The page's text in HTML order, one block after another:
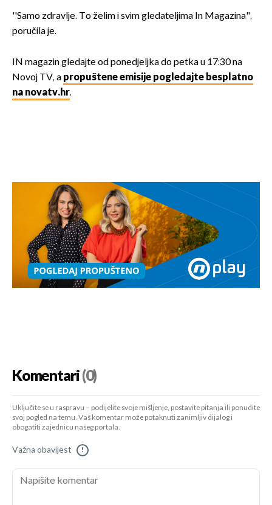
''Samo zdravlje. To želim i svim gledateljima In Magazina",
poručila je.
IN magazin gledajte od ponedjeljka do petka u 17:30 na
Novoj TV, a propuštene emisije pogledajte besplatno
na novatv.hr.
Komentari(0)
Uključite se u raspravu – podijelite svoje mišljenje, postavite pitanja ili ponudite
svoj pogled na temu. Vaš komentar može potaknuti zanimljiv dijalog i
obogatiti zajednicu našeg portala.
Važna obavijest !